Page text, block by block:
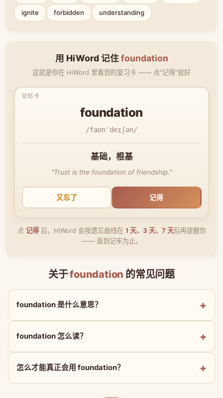
ignite forbidden understanding
用 HiWord 记住foundation
这就是你在 HiWord 里看到的复习卡 —— 点"记得"就好
foundation
/faʊnˈdeɪʃən/
基础，根基
"Trust is the foundation of friendship."
又忘了 记得
点 记得后，HiWord 会按遗忘曲线在 1 天、3 天、7 天后再提醒你
—— 直到记牢为止。
关于foundation 的常见问题
foundation 是什么意思？
foundation 怎么读？
怎么才能真正会用 foundation？